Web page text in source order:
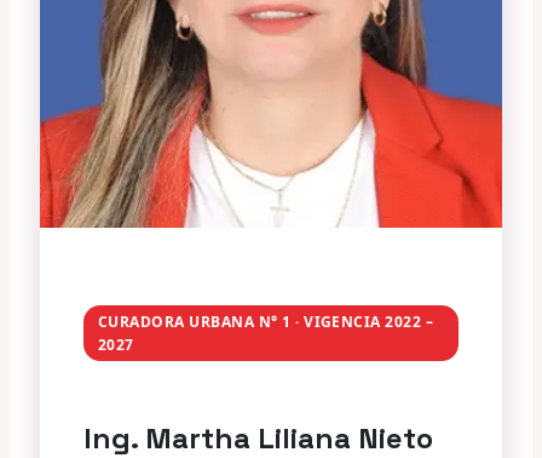
CURADORA URBANA N° 1 · VIGENCIA 2022 –
2027
Ing. Martha Liliana Nieto